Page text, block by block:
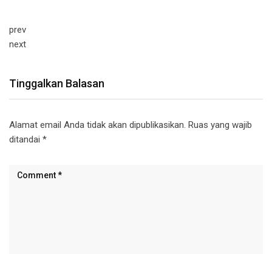
prev
next
Tinggalkan Balasan
Alamat email Anda tidak akan dipublikasikan. Ruas yang wajib
ditandai *